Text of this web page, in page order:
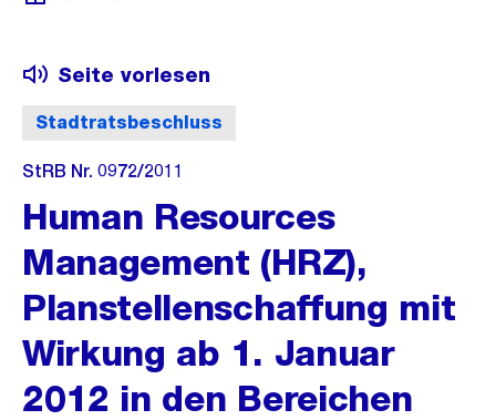
Deutsch
Stadtratsbeschluss
Seite vorlesen
StRB Nr. 0972/2011
Human Resources
Management (HRZ),
Planstellenschaffung mit
Wirkung ab 1. Januar
2012 in den Bereichen